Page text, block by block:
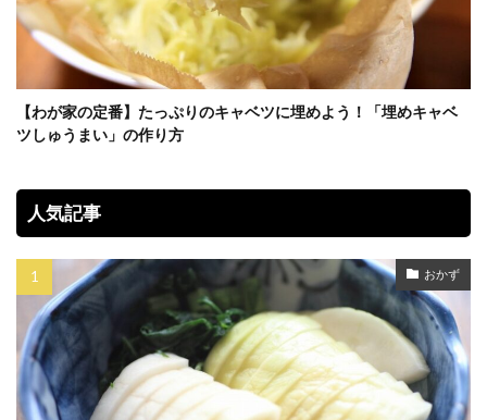
【わが家の定番】たっぷりのキャベツに埋めよう！「埋めキャベ
ツしゅうまい」の作り方
人気記事
おかず